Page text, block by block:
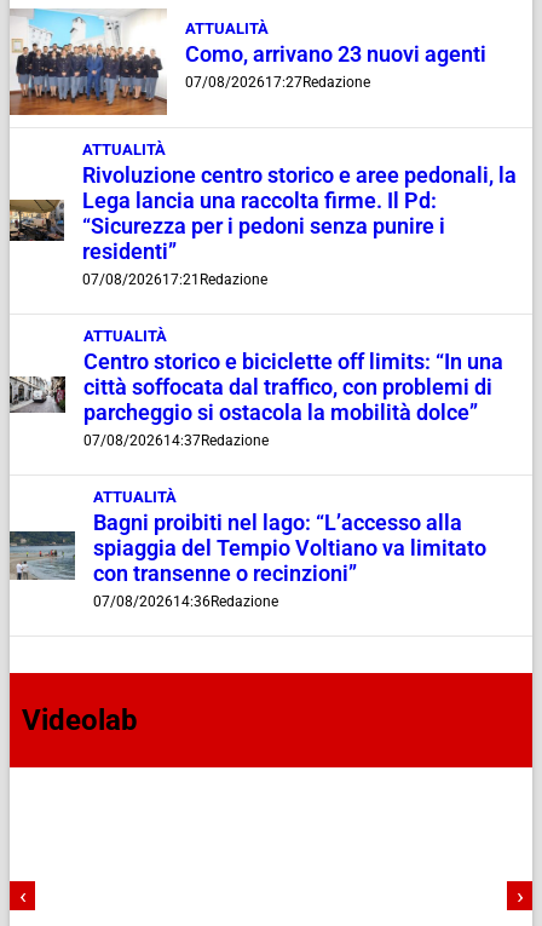
ATTUALITÀ
Como, arrivano 23 nuovi agenti
07/08/202617:27Redazione
ATTUALITÀ
Rivoluzione centro storico e aree pedonali, la
Lega lancia una raccolta firme. Il Pd:
“Sicurezza per i pedoni senza punire i
residenti”
07/08/202617:21 Redazione
ATTUALITÀ
Centro storico e biciclette off limits: “In una
città soffocata dal traffico, con problemi di
parcheggio si ostacola la mobilità dolce”
07/08/202614:37Redazione
ATTUALITÀ
Bagni proibiti nel lago: “L’accesso alla
spiaggia del Tempio Voltiano va limitato
con transenne o recinzioni”
07/08/202614:36Redazione
Videolab
‹ ›